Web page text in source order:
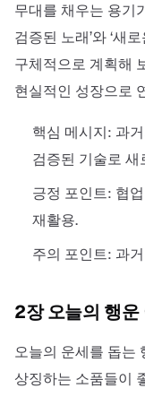
무대를 채우는 용기
검증된 노래’와 ‘새
구체적으로 계획해
현실적인 성장으로
핵심 메시지: 과
검증된 기술로
긍정 포인트: 협
재활용.
주의 포인트: 과
2장 오늘의 행운
오늘의 운세를 돕는
상징하는 소품들이